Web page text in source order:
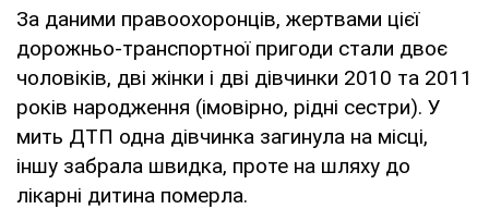
За даними правоохоронців, жертвами цієї
дорожньо-транспортної пригоди стали двоє
чоловіків, дві жінки і дві дівчинки 2010 та 2011
років народження (імовірно, рідні сестри). У
мить ДТП одна дівчинка загинула на місці,
іншу забрала швидка, проте на шляху до
лікарні дитина померла.